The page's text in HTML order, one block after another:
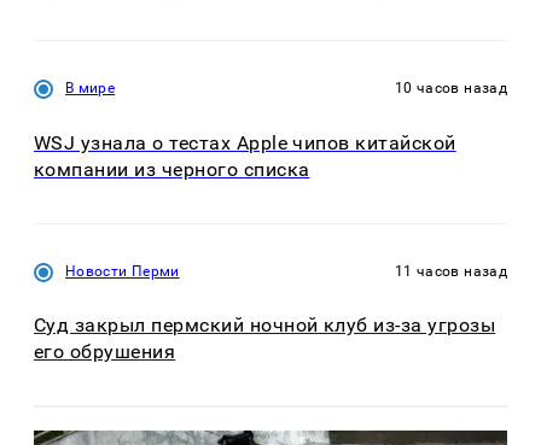
В мире 10 часов назад
WSJ узнала о тестах Apple чипов китайской
компании из черного списка
Новости Перми 11 часов назад
Суд закрыл пермский ночной клуб из-за угрозы
его обрушения